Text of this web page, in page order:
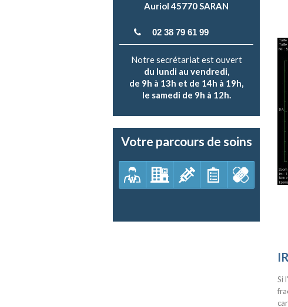
Auriol 45770 SARAN
02 38 79 61 99
Notre secrétariat est ouvert
du lundi au vendredi,
de 9h à 13h et de 14h à 19h,
le samedi de 9h à 12h.
Votre parcours de soins
Si